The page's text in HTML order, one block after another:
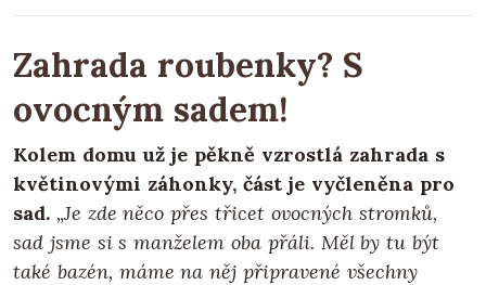
Zahrada roubenky? S
ovocným sadem!
Kolem domu už je pěkně vzrostlá zahrada s
květinovými záhonky, část je vyčleněna pro
sad. „Je zde něco přes třicet ovocných stromků,
sad jsme si s manželem oba přáli. Měl by tu být
také bazén, máme na něj připravené všechny